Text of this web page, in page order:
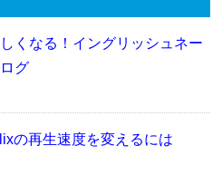
くなる！イングリッシュネー
グ
の再生速度を変えるには